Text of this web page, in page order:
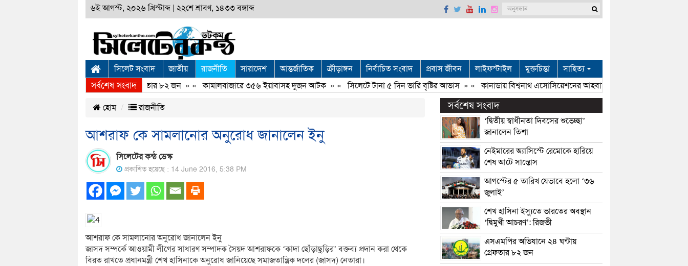
৬ই আগস্ট, ২০২৬ খ্রিস্টাব্দ ২২শে শ্রাবণ, ১৪৩৩ বঙ্গাব্দ
সিলেট সংবাদ জাতীয় রাজনীতি সারাদেশ আন্তর্জাতিক ক্রীড়াঙ্গন নির্বাচিত সংবাদ প্রবাস জীবন লাইফস্টাইল মুক্তচিন্তা সাহিত্য
সর্বশেষ সংবাদ
এসএমপির অভিযানে ২৪ ঘন্টায় গ্রেফতার ৮২ জন» «কামালবাজারে ৩৫৬ ইয়াবাসহ দুজন আটক» «সিলেটে টানা ৫ দিন ভারি বৃষ্টির আভাস» «কানাডায় বিশ্বনাথ এসোসিয়েশনের আহবায়ক কমিটি: আহবায়ক আবুল
হোম রাজনীতি
আশরাফ কে ‌‌‌সামলানোর অনুরোধ জানালেন ইনু
সিলেটের কন্ঠ ডেস্ক
প্রকাশিত হয়েছে : 14 June 2016, 5:38 PM
আশরাফ কে ‌‌‌সামলানোর অনুরোধ জানালেন ইনু
জাসদ সম্পর্কে আওয়ামী লীগের সাধারণ সম্পাদক সৈয়দ আশরাফকে ‘কাদা ছোঁড়াছুড়ির’ বক্তব্য প্রদান করা থেকে
বিরত রাখতে প্রধানমন্ত্রী শেখ হাসিনাকে অনুরোধ জানিয়েছে সমাজতান্ত্রিক দলের (জাসদ) নেতারা।
সর্বশেষ সংবাদ
‘দ্বিতীয় স্বাধীনতা দিবসের শুভেচ্ছা’
জানালেন তিশা
নেইমারের অ্যাসিস্টে রেমোকে হারিয়ে
শেষ আটে সান্তোস
আগস্টের ৫ তারিখ যেভাবে হলো ‘৩৬
জুলাই’
শেখ হাসিনা ইস্যুতে ভারতের অবস্থান
‘দ্বিমুখী আচরণ’: রিজভী
এসএমপির অভিযানে ২৪ ঘন্টায়
গ্রেফতার ৮২ জন